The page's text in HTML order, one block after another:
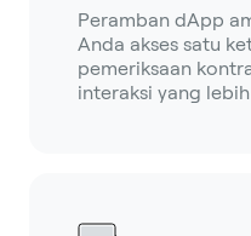
Peramban dApp
Anda akses satu
pemeriksaan
interaksi yang